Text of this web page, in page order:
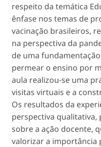
respeito da temática
ênfase nos temas de
vacinação brasileiros,
na perspectiva da
de uma
permear o ensino por
aula realizou-se uma
visitas virtuais e a
Os resultados da
perspectiva
sobre a ação docente,
valorizar a importância